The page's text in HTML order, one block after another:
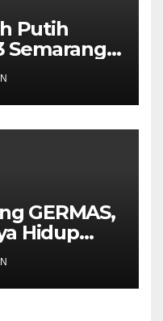
Putih
Semarang,
Desa
RI
GERMAS,
Hidup
Pabelan